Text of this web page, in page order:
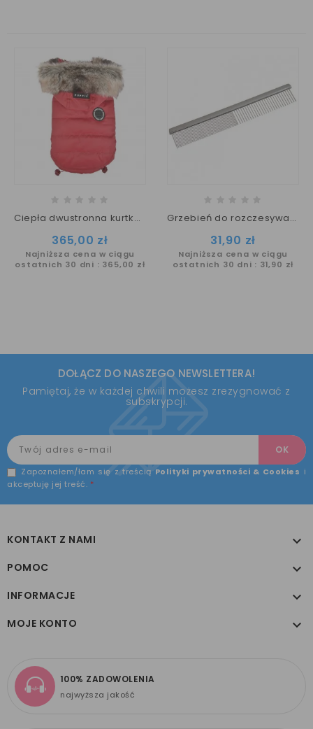
Ciepła dwustronna kurtka dla psa HOLIS Puppia czerwona
Cena
365,00 zł
Najniższa cena w ciągu
ostatnich 30 dni : 365,00 zł
Grzebień do rozczesywania kołtunów
Cena
31,90 zł
Najniższa cena w ciągu
ostatnich 30 dni : 31,90 zł
DOŁĄCZ DO NASZEGO NEWSLETTERA!
Pamiętaj, że w każdej chwili możesz zrezygnować z
subskrypcji.
Zapoznałem/łam się z treścią Polityki prywatności & Cookies i
akceptuję jej treść. *
KONTAKT Z NAMI 
POMOC 
INFORMACJE 
MOJE KONTO 
100% ZADOWOLENIA
najwyższa jakość